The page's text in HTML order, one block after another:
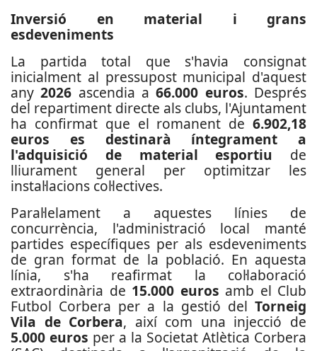
Inversió en material i grans
esdeveniments
La partida total que s'havia consignat
inicialment al pressupost municipal d'aquest
any2026 ascendia a66.000 euros. Després
del repartiment directe als clubs, l'Ajuntament
ha confirmat que el romanent de 6.902,18
euros es destinarà íntegrament a
l'adquisició de material esportiu de
lliurament general per optimitzar les
instal·lacions col·lectives.
Paral·lelament a aquestes línies de
concurrència, l'administració local manté
partides específiques per als esdeveniments
de gran format de la població. En aquesta
línia, s'ha reafirmat la col·laboració
extraordinària de 15.000 euros amb el Club
Futbol Corbera per a la gestió del Torneig
Vila de Corbera, així com una injecció de
5.000 euros per a la Societat Atlètica Corbera